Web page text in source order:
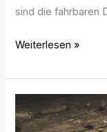
sind die fahrbaren
Weiterlesen »
im